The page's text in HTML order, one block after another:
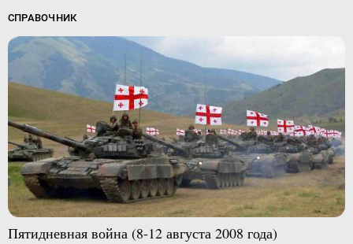
СПРАВОЧНИК
Пятидневная война (8-12 августа 2008 года)